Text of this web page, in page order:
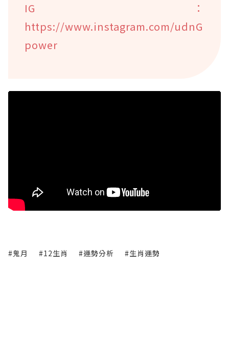
IG：
https://www.instagram.com/udnG
power
#鬼月 #12生肖 #運勢分析 #生肖運勢